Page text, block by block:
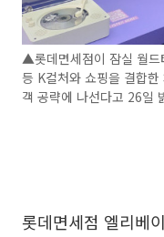
▲롯데면세점이 잠실 월드
등 K컬처와 쇼핑을 결합
객 공략에 나선다고 26일
롯데면세점 엘리베